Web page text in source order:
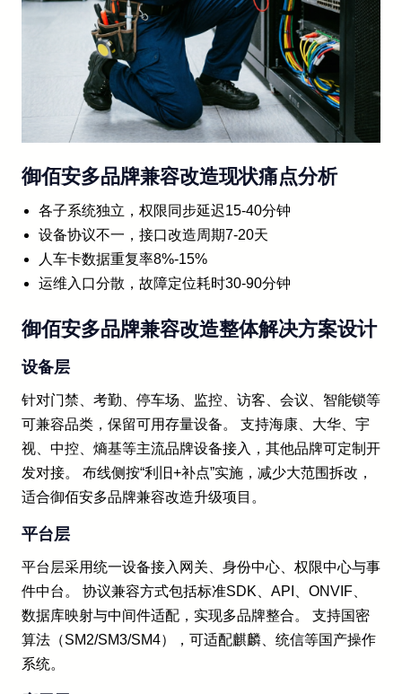
御佰安多品牌兼容改造现状痛点分析
各子系统独立，权限同步延迟15-40分钟
设备协议不一，接口改造周期7-20天
人车卡数据重复率8%-15%
运维入口分散，故障定位耗时30-90分钟
御佰安多品牌兼容改造整体解决方案设计
设备层
针对门禁、考勤、停车场、监控、访客、会议、智能锁等
可兼容品类，保留可用存量设备。 支持海康、大华、宇
视、中控、熵基等主流品牌设备接入，其他品牌可定制开
发对接。 布线侧按“利旧+补点”实施，减少大范围拆改，
适合御佰安多品牌兼容改造升级项目。
平台层
平台层采用统一设备接入网关、身份中心、权限中心与事
件中台。 协议兼容方式包括标准SDK、API、ONVIF、
数据库映射与中间件适配，实现多品牌整合。 支持国密
算法（SM2/SM3/SM4），可适配麒麟、统信等国产操作
系统。